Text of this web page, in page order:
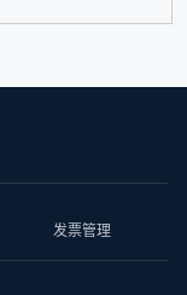
发票管理